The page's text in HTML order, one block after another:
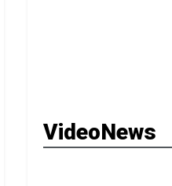
VideoNews